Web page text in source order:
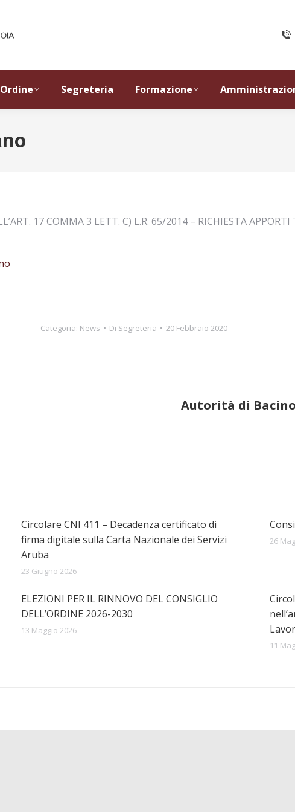
Ordine Segreteria Formazione
17 COMMA 3 LETT. C) L.R. 65/2014 – RICHIESTA APPORTI
Categoria: News Di Segreteria 20 Febbraio 2020
Prossimo
Autorità di
Circolare CNI 411 – Decadenza certificato di
firma digitale sulla Carta Nazionale dei Servizi
Aruba
23 Giugno 2026
26
ELEZIONI PER IL RINNOVO DEL CONSIGLIO
DELL’ORDINE 2026-2030
13 Maggio 2026
11